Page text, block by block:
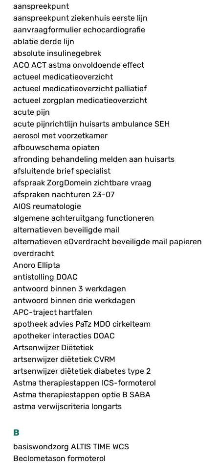
aanspreekpunt
aanspreekpunt ziekenhuis eerste lijn
aanvraagformulier echocardiografie
ablatie derde lijn
absolute insulinegebrek
ACQ ACT astma onvoldoende effect
actueel medicatieoverzicht
actueel medicatieoverzicht palliatief
actueel zorgplan medicatieoverzicht
acute pijn
acute pijnrichtlijn huisarts ambulance SEH
aerosol met voorzetkamer
afbouwschema opiaten
afronding behandeling melden aan huisarts
afsluitende brief specialist
afspraak ZorgDomein zichtbare vraag
afspraken nachturen 23-07
AIOS reumatologie
algemene achteruitgang functioneren
alternatieven beveiligde mail
alternatieven eOverdracht beveiligde mail papieren
overdracht
Anoro Ellipta
antistolling DOAC
antwoord binnen 3 werkdagen
antwoord binnen drie werkdagen
APC-traject hartfalen
apotheek advies PaTz MDO cirkelteam
apotheker interacties DOAC
Artsenwijzer Diëtetiek
artsenwijzer diëtetiek CVRM
artsenwijzer diëtetiek diabetes type 2
Astma therapiestappen ICS-formoterol
Astma therapiestappen optie B SABA
astma verwijscriteria longarts
B
basiswondzorg ALTIS TIME WCS
Beclometason formoterol